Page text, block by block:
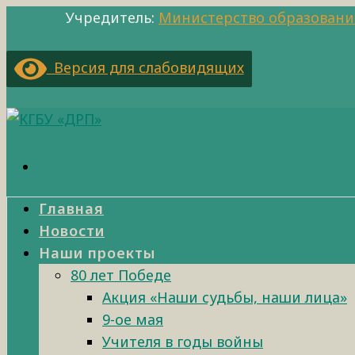
Учредитель: Министерство
Версия для слабовидящих
Главная
Новости
Наши проекты
80 лет Победе
Акция «Наши судьбы, наши лица»
9-ое мая
Учителя в годы войны